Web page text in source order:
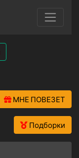
МНЕ ПОВЕЗЕТ
Подборки